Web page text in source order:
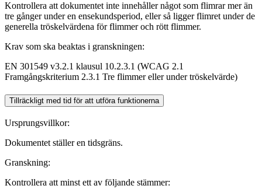
Kontrollera att dokumentet inte innehåller något som flimrar mer än
tre gånger under en ensekundsperiod, eller så ligger flimret under de
generella tröskelvärdena för flimmer och rött flimmer.
Krav som ska beaktas i granskningen:
EN 301549 v3.2.1 klausul 10.2.3.1 (WCAG 2.1
Framgångskriterium 2.3.1 Tre flimmer eller under tröskelvärde)
Tillräckligt med tid för att utföra funktionerna
Ursprungsvillkor:
Dokumentet ställer en tidsgräns.
Granskning:
Kontrollera att minst ett av följande stämmer: